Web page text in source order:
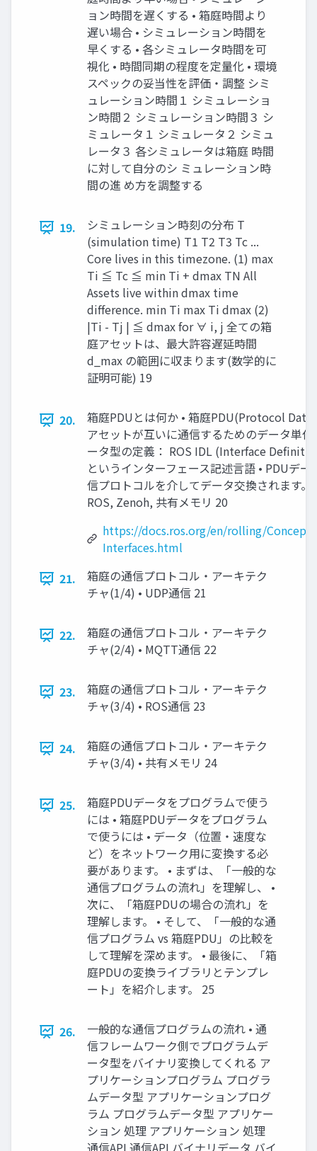
ョン時間を遅くする • 箱庭時間より
遅い場合 • シミュレーション時間を
早くする • 各シミュレータ時間を可
視化 • 時間同期の程度を定量化 • 環境
スペックの妥当性を評価・調整 シミ
ュレーション時間１ シミュレーショ
ン時間２ シミュレーション時間３ シ
ミュレータ１ シミュレータ２ シミュ
レータ３ 各シミュレータは箱庭 時間
に対して自分のシ ミュレーション時
間の進 め方を調整する
19.
シミュレーション時刻の分布 T
(simulation time) T1 T2 T3 Tc ...
Core lives in this timezone. (1) max
Ti ≦ Tc ≦ min Ti + dmax TN All
Assets live within dmax time
difference. min Ti max Ti dmax (2)
|Ti - Tj | ≦ dmax for ∀ i, j 全ての箱
庭アセットは、最大許容遅延時間
d_max の範囲に収まります(数学的に
証明可能) 19
20.
箱庭PDUとは何か • 箱庭PDU(Protocol
アセットが互いに通信するためのデータ単位
ータ型の定義： ROS IDL (Interface
というインターフェース記述言語 • PDUデ
信プロトコルを介してデータ交換されます。
ROS, Zenoh, 共有メモリ 20
https://docs.ros.org/en/rolling/
Interfaces.html
21.
箱庭の通信プロトコル・アーキテク
チャ(1/4) • UDP通信 21
22.
箱庭の通信プロトコル・アーキテク
チャ(2/4) • MQTT通信 22
23.
箱庭の通信プロトコル・アーキテク
チャ(3/4) • ROS通信 23
24.
箱庭の通信プロトコル・アーキテク
チャ(3/4) • 共有メモリ 24
25.
箱庭PDUデータをプログラムで使う
には • 箱庭PDUデータをプログラム
で使うには • データ（位置・速度な
ど）をネットワーク用に変換する必
要があります。 • まずは、「一般的な
通信プログラムの流れ」を理解し、 •
次に、「箱庭PDUの場合の流れ」を
理解します。 • そして、「一般的な通
信プログラム vs 箱庭PDU」の比較を
して理解を深めます。 • 最後に、「箱
庭PDUの変換ライブラリとテンプレ
ート」を紹介します。 25
26.
一般的な通信プログラムの流れ • 通
信フレームワーク側でプログラムデ
ータ型をバイナリ変換してくれる ア
プリケーションプログラム プログラ
ムデータ型 アプリケーションプログ
ラム プログラムデータ型 アプリケー
ション 処理 アプリケーション 処理